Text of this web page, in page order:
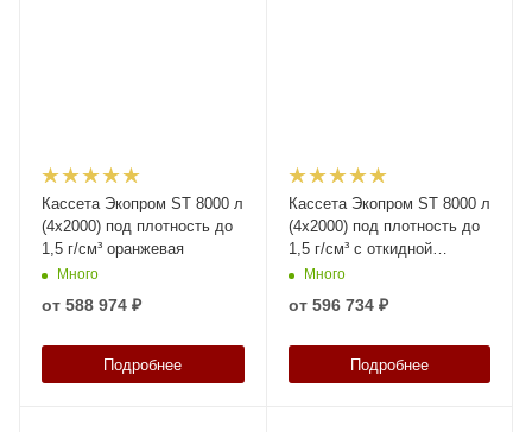
Кассета Экопром ST 8000 л
(4х2000) под плотность до
1,5 г/см³ оранжевая
Много
от 588 974 ₽
Подробнее
Кассета Экопром ST 8000 л
(4х2000) под плотность до
1,5 г/см³ с откидной
крышкой оранжевая
Много
от 596 734 ₽
Подробнее